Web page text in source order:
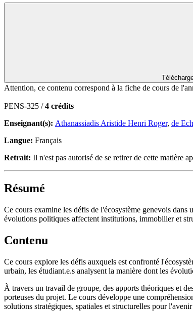
Attention, ce contenu correspond à la fiche de cours de
PENS-325 /4 crédits
Enseignant(s): Athanassiadis Aristide Henri Roger, de
Langue: Français
Retrait: Il n'est pas autorisé de se retirer de cette matière
Résumé
Ce cours examine les défis de l'écosystème genevois
évolutions politiques affectent institutions, immobilier et
Contenu
Ce cours explore les défis auxquels est confronté
urbain, les étudiant.e.s analysent la manière dont les
À travers un travail de groupe, des apports théoriques et
porteuses du projet. Le cours développe une
solutions stratégiques, spatiales et structurelles pour